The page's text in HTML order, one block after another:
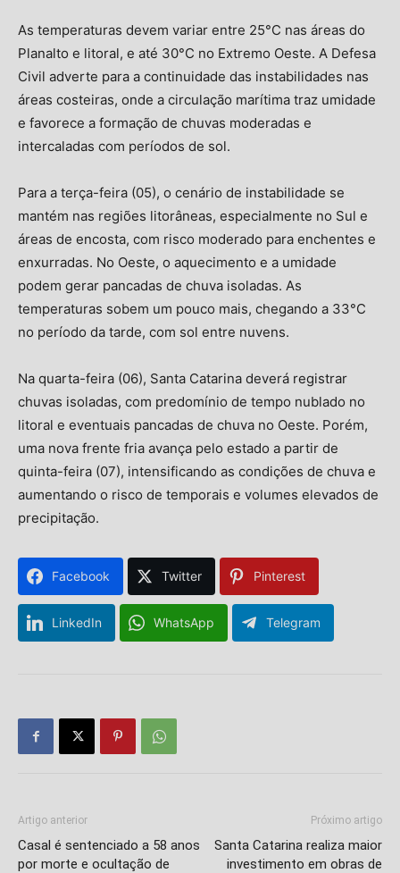
As temperaturas devem variar entre 25°C nas áreas do
Planalto e litoral, e até 30°C no Extremo Oeste. A Defesa
Civil adverte para a continuidade das instabilidades nas
áreas costeiras, onde a circulação marítima traz umidade
e favorece a formação de chuvas moderadas e
intercaladas com períodos de sol.
Para a terça-feira (05), o cenário de instabilidade se
mantém nas regiões litorâneas, especialmente no Sul e
áreas de encosta, com risco moderado para enchentes e
enxurradas. No Oeste, o aquecimento e a umidade
podem gerar pancadas de chuva isoladas. As
temperaturas sobem um pouco mais, chegando a 33°C
no período da tarde, com sol entre nuvens.
Na quarta-feira (06), Santa Catarina deverá registrar
chuvas isoladas, com predomínio de tempo nublado no
litoral e eventuais pancadas de chuva no Oeste. Porém,
uma nova frente fria avança pelo estado a partir de
quinta-feira (07), intensificando as condições de chuva e
aumentando o risco de temporais e volumes elevados de
precipitação.
Facebook Twitter Pinterest
LinkedIn WhatsApp Telegram
Artigo anterior
Casal é sentenciado a 58 anos
por morte e ocultação de
Próximo artigo
Santa Catarina realiza maior
investimento em obras de